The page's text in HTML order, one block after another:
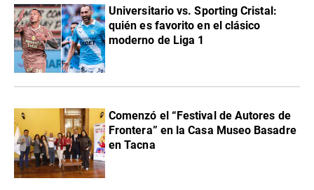
Universitario vs. Sporting Cristal:
quién es favorito en el clásico
moderno de Liga 1
Comenzó el “Festival de Autores de
Frontera” en la Casa Museo Basadre
en Tacna